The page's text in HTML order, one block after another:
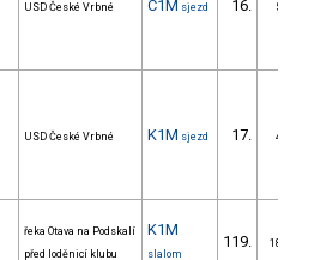
USD České Vrbné C1M sjezd 16. 5/ZM
USD České Vrbné K1M sjezd 17. 4/ZM
řeka Otava na Podskalí
před loděnicí klubu
K1M
slalom
119. 18/ZM